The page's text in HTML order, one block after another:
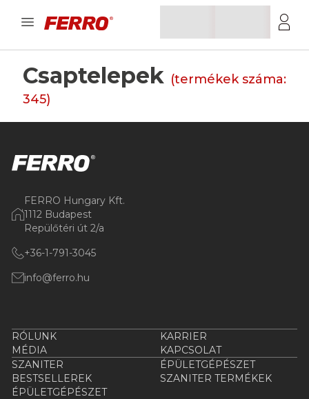
Csaptelepek (termékek száma:
345)
FERRO Hungary Kft.
1112 Budapest
Repülőtéri út 2/a
+36-1-791-3045
info@ferro.hu
RÓLUNK
KARRIER
MÉDIA
KAPCSOLAT
SZANITER
ÉPÜLETGÉPÉSZET
BESTSELLEREK
SZANITER TERMÉKEK
ÉPÜLETGÉPÉSZET